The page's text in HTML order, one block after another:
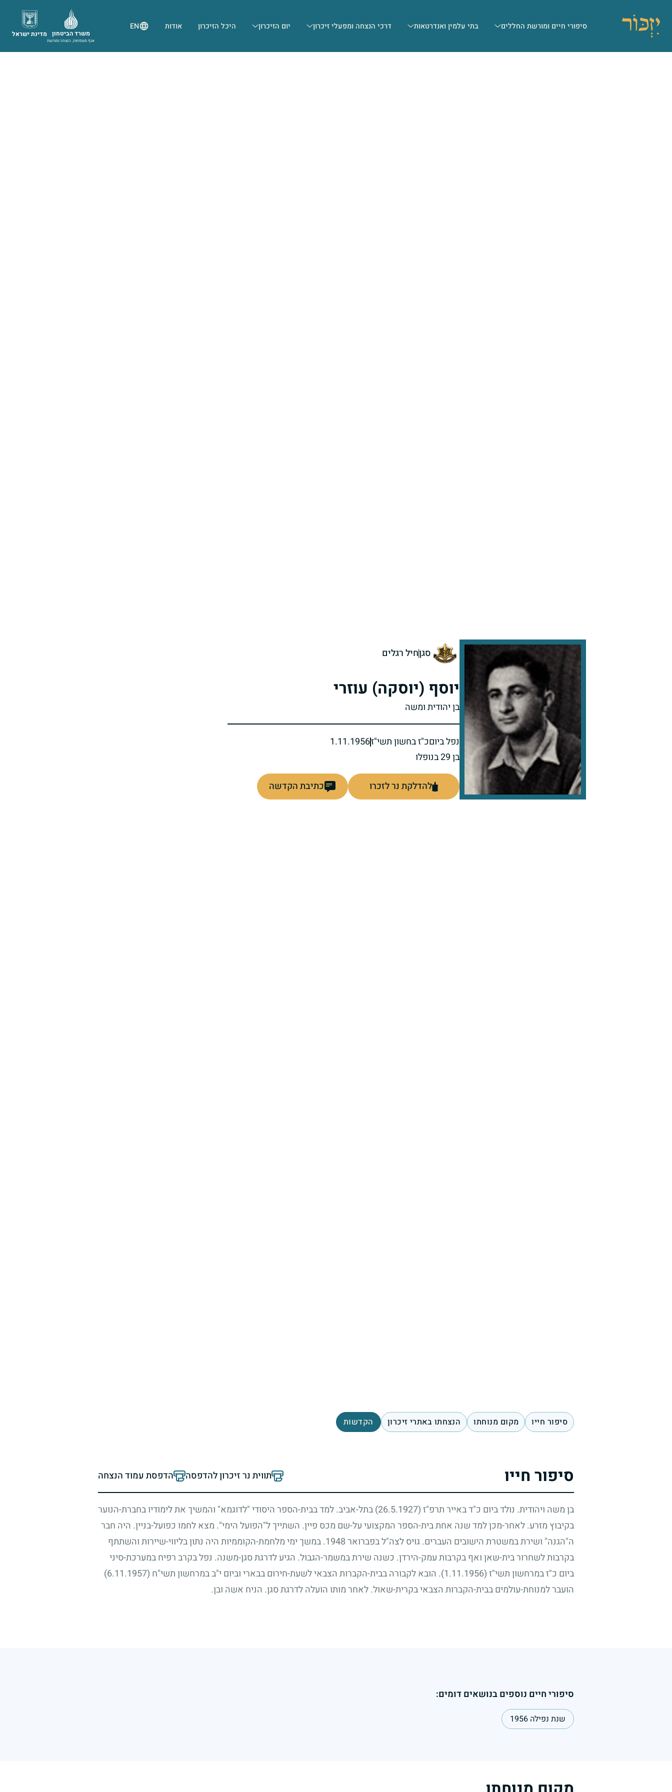
סיפורי חיים ומורשת החללים בתי עלמין ואנדרטאות דרכי הנצחה ומפעלי זיכרון יום הזיכרון היכל הזיכרון אודות EN
מדינת ישראל משרד הביטחון
אגף משפחות, הנצחה ומורשת
סגןחיל רגלים
יוסף (יוסקה) עוזרי
בן יהודית ומשה
נפל ביוםכ"ז בחשון תשי"ז1.11.1956
בן 29 בנופלו
להדלקת נר לזכרו כתיבת הקדשה
סיפור חייו מקום מנוחתו הנצחתו באתרי זיכרון הקדשות
סיפור חייו תווית נר זיכרון להדפסה הדפסת עמוד הנצחה
בן משה ויהודית. נולד ביום כ"ד באייר תרפ"ז(26.5.1927)
בתל-אביב. למד בבית-הספר היסודי "לדוגמא" והמשיך את לימודיו בחברת-הנוער
בקיבוץ מזרע. לאחר-מכן למד שנה אחת בית-הספר המקצועי על-שם מכס פיין. השתייך ל"הפועל הימי". מצא לחמו כפועל-בניין. היה חבר
ה"הגנה" ושירת במשטרת הישובים העברים. גויס לצה"ל בפברואר1948. במשך ימי מלחמת-הקוממיות היה נתון בליווי-שיירות והשתתף
בקרבות לשחרור בית-שאן ואף בקרבות עמק-הירדן. כשנה שירת במשמר-הגבול. הגיע לדרגת סגן-משנה. נפל בקרב רפיח במערכת-סיני
ביום כ"ז במרחשון תשי"ז(1.11.1956) . הובא לקבורה בבית-הקברות הצבאי לשעת-חירום בבארי וביום י"ב במרחשון תשי"ח (6.11.1957)
הועבר למנוחת-עולמים בבית-הקברות הצבאי בקרית-שאול. לאחר מותו הועלה לדרגת סגן. הניח אשה ובן.
סיפורי חיים נוספים בנושאים דומים:
שנת נפילה 1956